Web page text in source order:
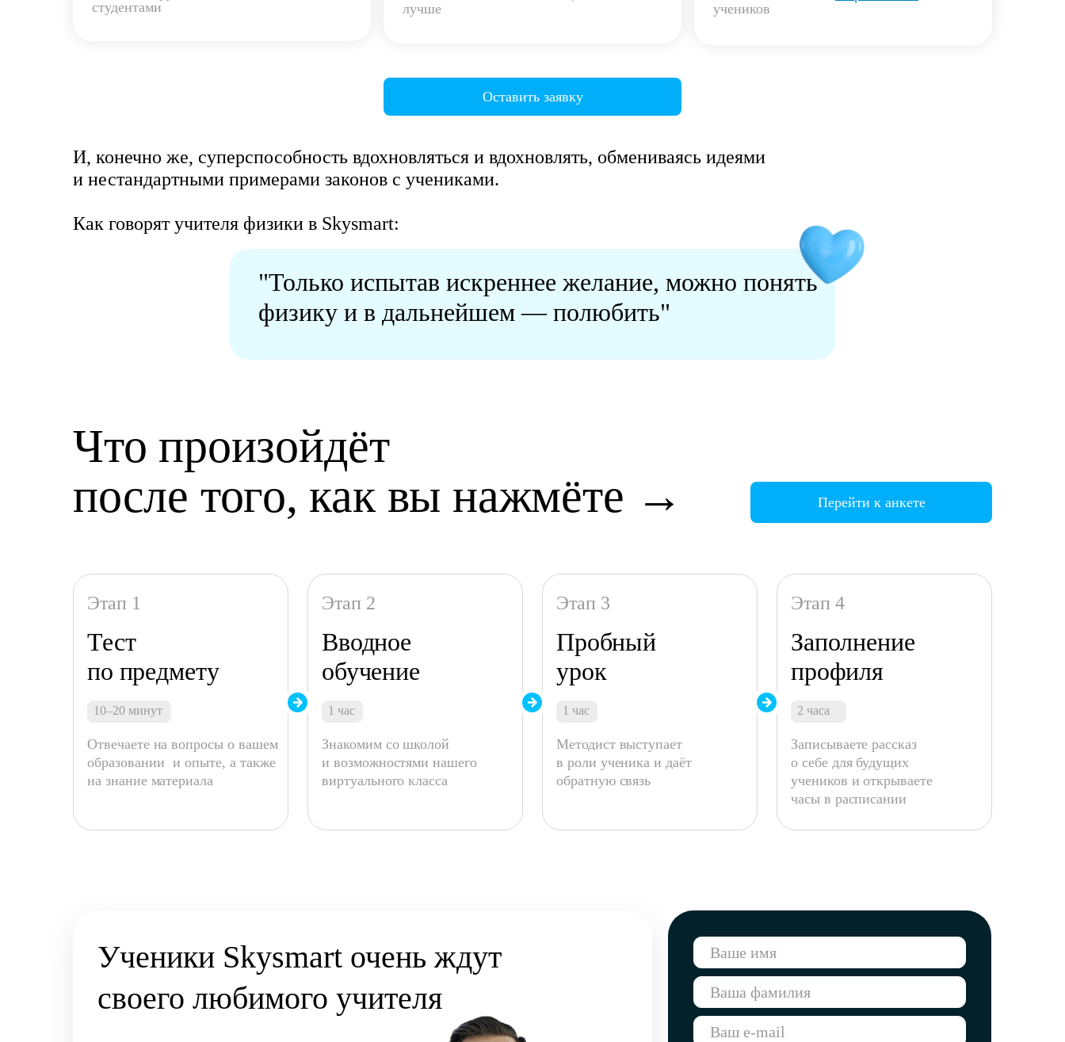
студентами
Оставить заявку
лучше
учеников
И, конечно же, суперспособность вдохновляться и вдохновлять, обмениваясь идеями
и нестандартными примерами законов с учениками.
Как говорят учителя физики в Skysmart:
"Только испытав искреннее желание, можно понять
физику и в дальнейшем — полюбить"
Что произойдёт
после того, как вы нажмёте →
Перейти к анкете
Перейти к анкете
Этап 1
Тест
по предмету
10–20 минут
Отвечаете на вопросы о вашем
образовании и опыте, а также
на знание материала
Знакомим со школой
и возможностями нашего
виртуального класса
1 час
Вводное
обучение
Этап 2 Этап 3
Пробный
урок
1 час
Методист выступает
в роли ученика и даёт
обратную связь
Записываете рассказ
о себе для будущих
учеников и открываете
часы в расписании
2 часа
Заполнение
профиля
Этап 4
Ученики Skysmart очень ждут
своего любимого учителя